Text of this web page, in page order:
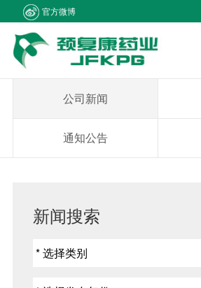
官方微博
产品中心
产品在线
新闻资讯
公司新闻
社会责任
医生资助
客户支持
资料下载
人力资源
职位招聘
关于我们
集团概况
联系我们
产品疾病咨询
销售业务咨询
综合事务咨询
公司新闻
通知公告
新闻搜索